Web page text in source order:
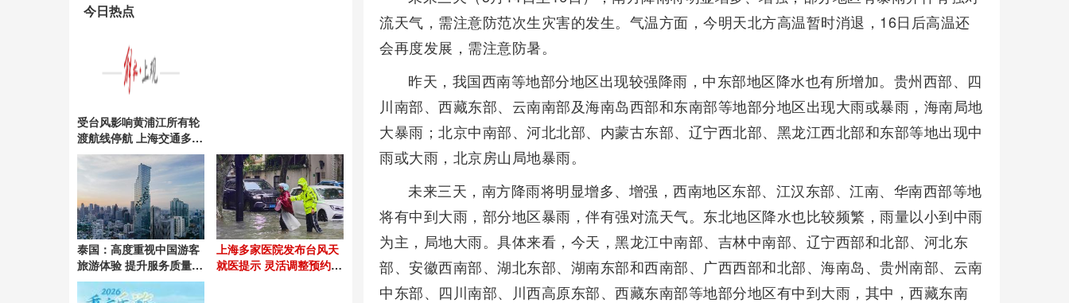
流天气，需注意防范次生灾害的发生。气温方面，今明天北方高温暂时消退，16日后高温还
会再度发展，需注意防暑。
昨天，我国西南等地部分地区出现较强降雨，中东部地区降水也有所增加。贵州西部、四
川南部、西藏东部、云南南部及海南岛西部和东南部等地部分地区出现大雨或暴雨，海南局地
大暴雨；北京中南部、河北北部、内蒙古东部、辽宁西北部、黑龙江西北部和东部等地出现中
雨或大雨，北京房山局地暴雨。
未来三天，南方降雨将明显增多、增强，西南地区东部、江汉东部、江南、华南西部等地
将有中到大雨，部分地区暴雨，伴有强对流天气。东北地区降水也比较频繁，雨量以小到中雨
为主，局地大雨。具体来看，今天，黑龙江中南部、吉林中南部、辽宁西部和北部、河北东
部、安徽西南部、湖北东部、湖南东部和西南部、广西西部和北部、海南岛、贵州南部、云南
中东部、四川南部、川西高原东部、西藏东南部等地部分地区有中到大雨，其中，西藏东南
今日热点
受台风影响黄浦江所有轮
渡航线停航 上海交通多措
施应对
泰国：高度重视中国游客
旅游体验 提升服务质量迎
接增长市场
上海多家医院发布台风天
就医提示 灵活调整预约不